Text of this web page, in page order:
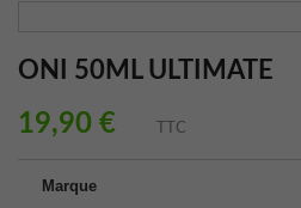
ONI 50ML ULTIMATE
19,90 € TTC
Marque